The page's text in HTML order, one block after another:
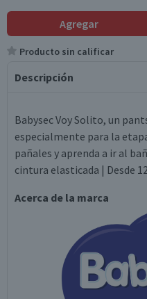
Agregar
Producto sin calificar
Descripción
Babysec Voy Solito, un
especialmente para la
pañales y aprenda a ir al
cintura elasticada | Desde
Acerca de la marca